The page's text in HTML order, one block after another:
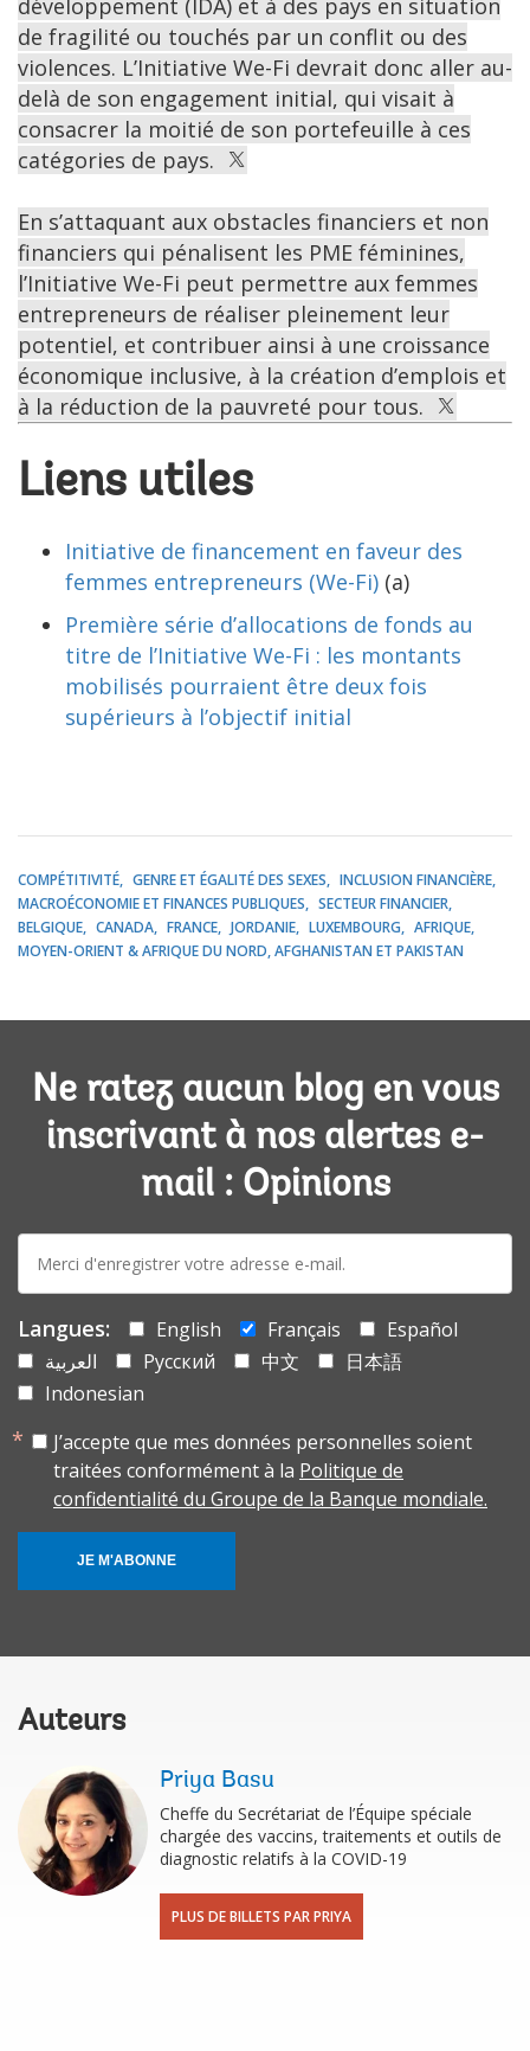
développement (IDA) et à des pays en situation
de fragilité ou touchés par un conflit ou des
violences. L’Initiative We-Fi devrait donc aller au-
delà de son engagement initial, qui visait à
consacrer la moitié de son portefeuille à ces
catégories de pays.
En s’attaquant aux obstacles financiers et non
financiers qui pénalisent les PME féminines,
l’Initiative We-Fi peut permettre aux femmes
entrepreneurs de réaliser pleinement leur
potentiel, et contribuer ainsi à une croissance
économique inclusive, à la création d’emplois et
à la réduction de la pauvreté pour tous.
Liens utiles
Initiative de financement en faveur des
femmes entrepreneurs (We-Fi) (a)
Première série d’allocations de fonds au
titre de l’Initiative We-Fi : les montants
mobilisés pourraient être deux fois
supérieurs à l’objectif initial
COMPÉTITIVITÉ GENRE ET ÉGALITÉ DES SEXES
INCLUSION FINANCIÈRE
MACROÉCONOMIE ET FINANCES PUBLIQUES
SECTEUR FINANCIER
BELGIQUE
CANADA FRANCE JORDANIE LUXEMBOURG
AFRIQUE
MOYEN-ORIENT & AFRIQUE DU NORD, AFGHANISTAN ET PAKISTAN
Ne ratez aucun blog en vous
inscrivant à nos alertes e-
mail : Opinions
mail:
Langues: English Français
Español
العربية
Русский 中文
日本語
Indonesian
J’accepte que mes données personnelles soient
traitées conformément à la Politique de
confidentialité du Groupe de la Banque mondiale.
JE M'ABONNE
Auteurs
Priya Basu
Cheffe du Secrétariat de l’Équipe spéciale
chargée des vaccins, traitements et outils de
diagnostic relatifs à la COVID-19
PLUS DE BILLETS PAR PRIYA